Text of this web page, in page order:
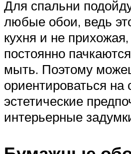
Для спальни
любые обои, ведь
кухня и не прихожая,
постоянно
мыть. Поэтому
ориентироваться на
эстетические
интерьерные